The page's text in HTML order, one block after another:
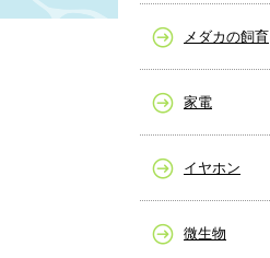
メダカの飼育
家電
イヤホン
微生物